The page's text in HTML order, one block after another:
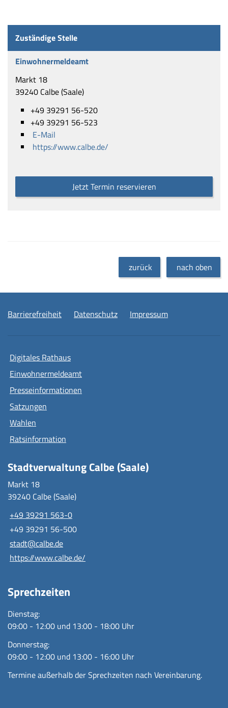
Zuständige Stelle
Einwohnermeldeamt
Markt 18
39240 Calbe (Saale)
+49 39291 56-520
+49 39291 56-523
E-Mail
https://www.calbe.de/
Jetzt Termin reservieren
zurück nach oben
Barrierefreiheit Datenschutz Impressum
Digitales Rathaus
Einwohnermeldeamt
Presseinformationen
Satzungen
Wahlen
Ratsinformation
Stadtverwaltung Calbe (Saale)
Markt 18
39240 Calbe (Saale)
+49 39291 563-0
+49 39291 56-500
stadt@calbe.de
https://www.calbe.de/
Sprechzeiten
Dienstag:
09:00 - 12:00 und 13:00 - 18:00 Uhr
Donnerstag:
09:00 - 12:00 und 13:00 - 16:00 Uhr
Termine außerhalb der Sprechzeiten nach Vereinbarung.